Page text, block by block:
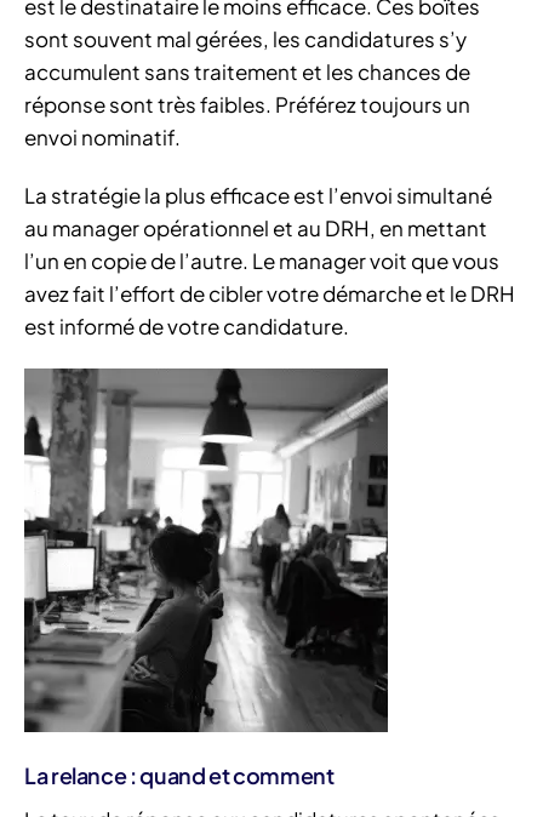
est le destinataire le moins efficace. Ces boîtes
sont souvent mal gérées, les candidatures s’y
accumulent sans traitement et les chances de
réponse sont très faibles. Préférez toujours un
envoi nominatif.
La stratégie la plus efficace est l’envoi simultané
au manager opérationnel et au DRH, en mettant
l’un en copie de l’autre. Le manager voit que vous
avez fait l’effort de cibler votre démarche et le DRH
est informé de votre candidature.
La relance : quand et comment